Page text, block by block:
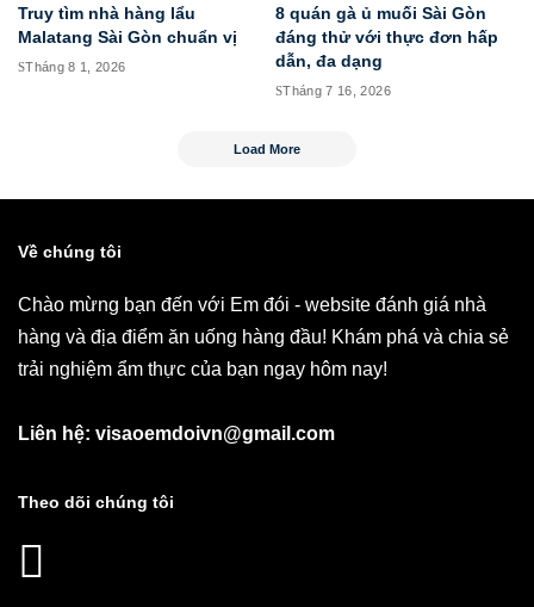
Truy tìm nhà hàng lẩu
Malatang Sài Gòn chuẩn vị
Tháng 8 1, 2026
8 quán gà ủ muối Sài Gòn
đáng thử với thực đơn hấp
dẫn, đa dạng
Tháng 7 16, 2026
Load More
Về chúng tôi
Chào mừng bạn đến với Em đói - website đánh giá nhà
hàng và địa điểm ăn uống hàng đầu! Khám phá và chia sẻ
trải nghiệm ẩm thực của bạn ngay hôm nay!
Liên hệ: visaoemdoivn@gmail.com
Theo dõi chúng tôi